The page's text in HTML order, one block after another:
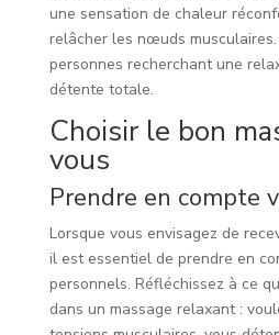
une sensation de chaleur
relâcher les nœuds
personnes recherchant une
détente totale.
Choisir le bon
vous
Prendre en compte
Lorsque vous envisagez de
il est essentiel de prendre en
personnels. Réfléchissez à ce
dans un massage relaxant :